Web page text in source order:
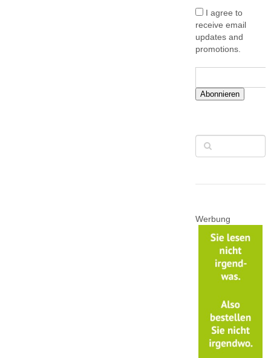
I agree to
receive email
updates and
promotions.
Abonnieren
Werbung